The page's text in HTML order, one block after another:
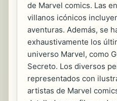
de Marvel comics. Las
villanos icónicos
aventuras. Además, se
exhaustivamente los
universo Marvel, como
Secreto. Los diversos
representados con
artistas de Marvel